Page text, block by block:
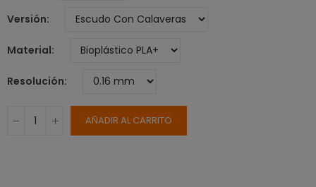
Versión
Material
Resolución
AÑADIR AL CARRITO